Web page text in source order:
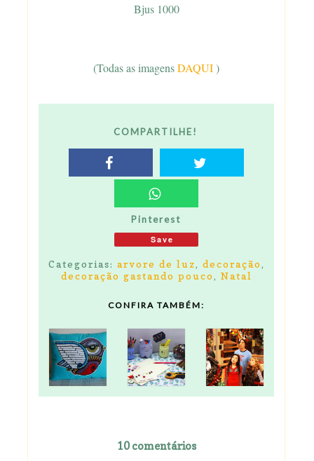
Bjus 1000
(Todas as imagensDAQUI)
COMPARTILHE!
Pinterest
Save
Categorias: arvore de luz, decoração ,
decoração gastando pouco , Natal
CONFIRA TAMBÉM:
10 comentários